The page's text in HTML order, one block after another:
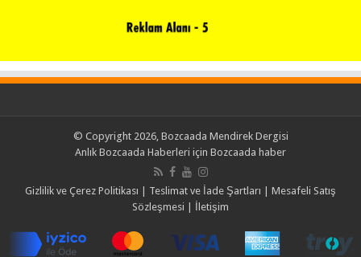
© Copyright 2026, Bozcaada Mendirek Dergisi
Anlık Bozcaada Haberleri için Bozcaada haber
Gizlilik ve Çerez Politikası Teslimat ve İade Şartları
Mesafeli Satış
Sözleşmesi
İletişim